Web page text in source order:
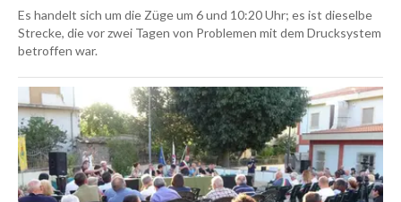
Es handelt sich um die Züge um 6 und 10:20 Uhr; es ist dieselbe
Strecke, die vor zwei Tagen von Problemen mit dem Drucksystem
betroffen war.